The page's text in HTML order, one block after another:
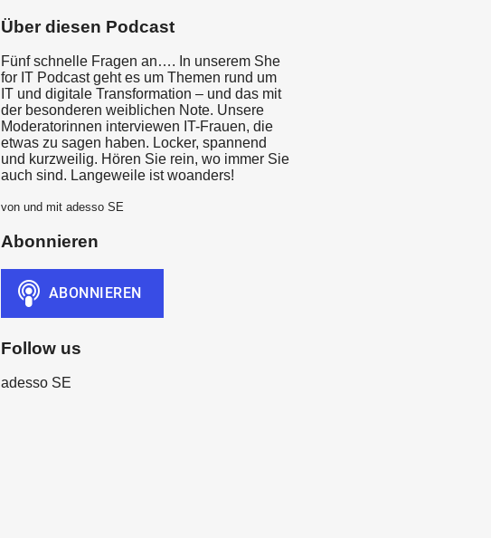
Über diesen Podcast
Fünf schnelle Fragen an…. In unserem She
for IT Podcast geht es um Themen rund um
IT und digitale Transformation – und das mit
der besonderen weiblichen Note. Unsere
Moderatorinnen interviewen IT-Frauen, die
etwas zu sagen haben. Locker, spannend
und kurzweilig. Hören Sie rein, wo immer Sie
auch sind. Langeweile ist woanders!
von und mit adesso SE
Abonnieren
Follow us
adesso SE